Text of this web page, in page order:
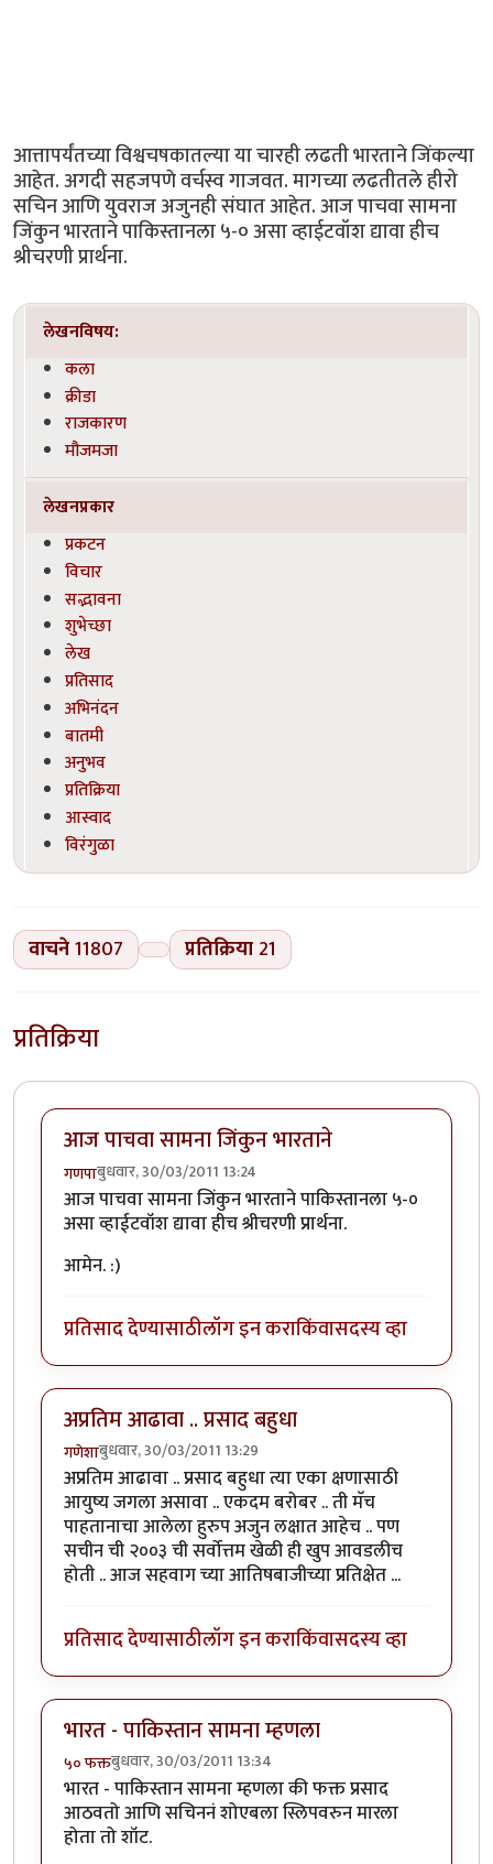
आत्तापर्यंतच्या विश्वचषकातल्या या चारही लढती भारताने जिंकल्या
आहेत. अगदी सहजपणे वर्चस्व गाजवत. मागच्या लढतीतले हीरो
सचिन आणि युवराज अजुनही संघात आहेत. आज पाचवा सामना
जिंकुन भारताने पाकिस्तानला ५-० असा व्हाईटवॉश द्यावा हीच
श्रीचरणी प्रार्थना.
लेखनविषय:
कला
क्रीडा
राजकारण
मौजमजा
लेखनप्रकार
प्रकटन
विचार
सद्भावना
शुभेच्छा
लेख
प्रतिसाद
अभिनंदन
बातमी
अनुभव
प्रतिक्रिया
आस्वाद
विरंगुळा
वाचने11807 प्रतिक्रिया 21
प्रतिक्रिया
आज पाचवा सामना जिंकुन भारताने
गणपाबुधवार, 30/03/2011 13:24
आज पाचवा सामना जिंकुन भारताने पाकिस्तानला ५-०
असा व्हाईटवॉश द्यावा हीच श्रीचरणी प्रार्थना.
आमेन. :)
प्रतिसाद देण्यासाठीलॉग इन कराकिंवासदस्य व्हा
अप्रतिम आढावा .. प्रसाद बहुधा
गणेशाबुधवार, 30/03/2011 13:29
अप्रतिम आढावा .. प्रसाद बहुधा त्या एका क्षणासाठी
आयुष्य जगला असावा .. एकदम बरोबर .. ती मॅच
पाहतानाचा आलेला हुरुप अजुन लक्षात आहेच .. पण
सचीन ची २००३ ची सर्वोत्तम खेळी ही खुप आवडलीच
होती .. आज सहवाग च्या आतिषबाजीच्या प्रतिक्षेत ...
प्रतिसाद देण्यासाठीलॉग इन कराकिंवासदस्य व्हा
भारत - पाकिस्तान सामना म्हणला
५० फक्तबुधवार, 30/03/2011 13:34
भारत - पाकिस्तान सामना म्हणला की फक्त प्रसाद
आठवतो आणि सचिननं शोएबला स्लिपवरुन मारला
होता तो शॉट.